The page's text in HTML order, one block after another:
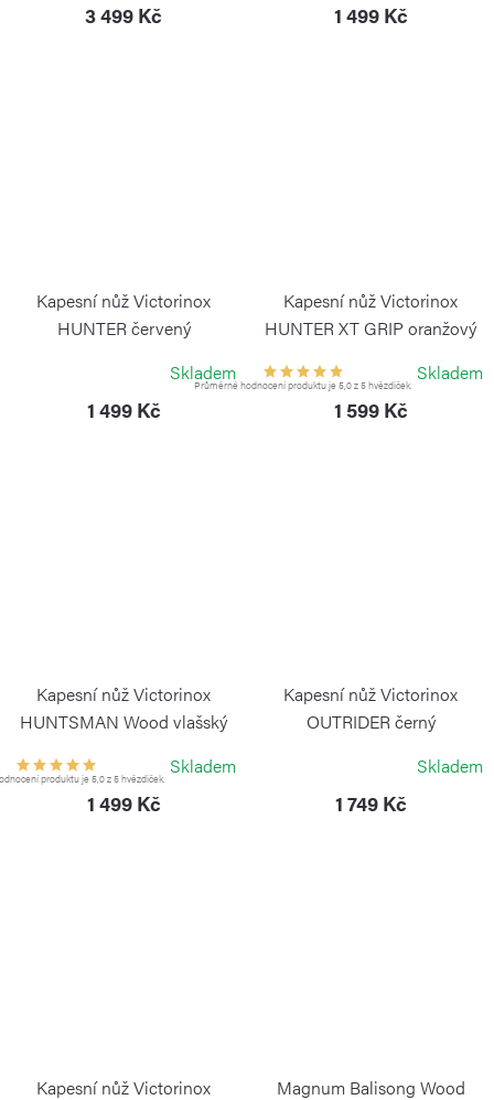
3 499 Kč 1 499 Kč
Kapesní nůž Victorinox
HUNTER červený
Skladem
1 499 Kč
Kapesní nůž Victorinox
HUNTER XT GRIP oranžový
Průměrné hodnocení produktu je 5,0 z 5 hvězdiček.
Skladem
1 599 Kč
Kapesní nůž Victorinox
HUNTSMAN Wood vlašský
VICTORINOX
produktu je 5,0 z 5 hvězdiček.
Skladem
1 499 Kč
Kapesní nůž Victorinox
OUTRIDER černý
Skladem
1 749 Kč
Kapesní nůž Victorinox Magnum Balisong Wood